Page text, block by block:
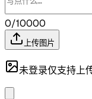
0/10000
上传图片
未登录仅支持上